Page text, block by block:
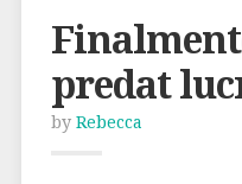
predat
by Rebecca